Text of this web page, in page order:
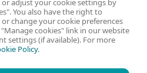
adjust your cookie settings by
You also have the right to
change your cookie preferences
cookies" link in our website
settings (if available). For more
Policy.